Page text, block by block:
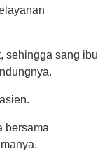
sehingga sang ibu
bersama